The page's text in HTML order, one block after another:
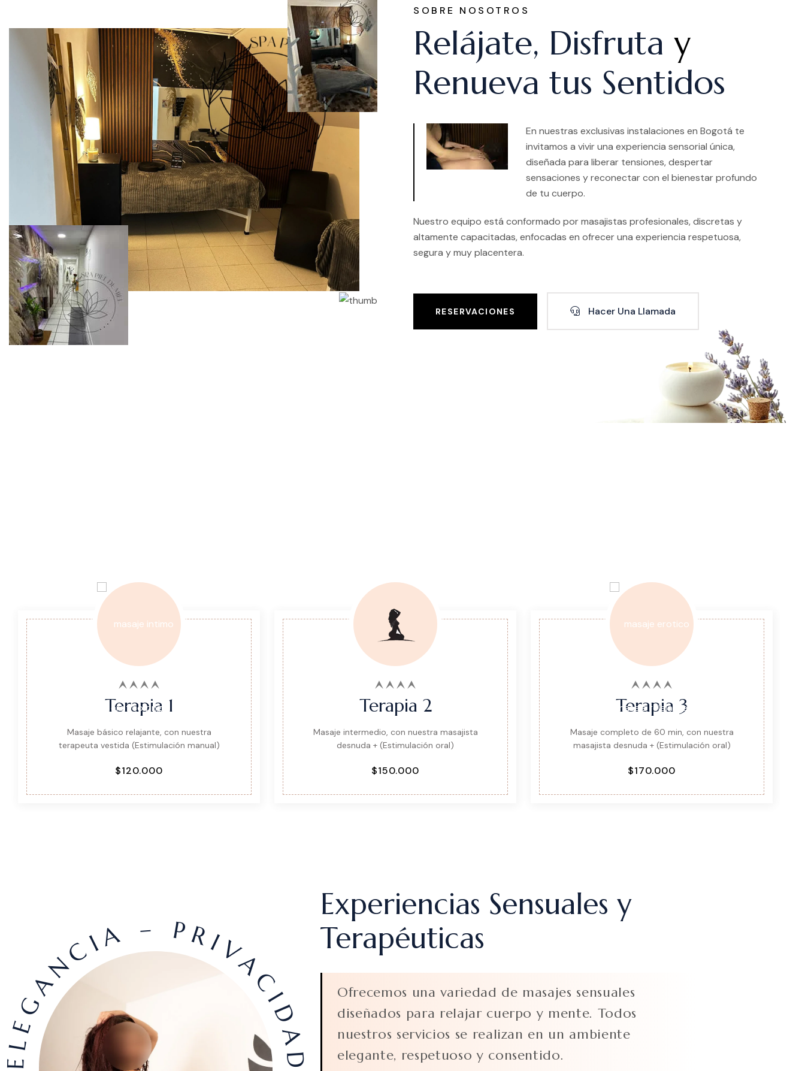
SOBRE NOSOTROS
Relájate, Disfruta y
Renueva tus Sentidos
En nuestras exclusivas instalaciones en Bogotá te
invitamos a vivir una experiencia sensorial única,
diseñada para liberar tensiones, despertar
sensaciones y reconectar con el bienestar profundo
de tu cuerpo.
Nuestro equipo está conformado por masajistas profesionales, discretas y
altamente capacitadas, enfocadas en ofrecer una experiencia respetuosa,
segura y muy placentera.
RESERVACIONES Hacer Una Llamada
Terapia 1
Masaje básico relajante, con nuestra
terapeuta vestida (Estimulación manual)
$120.000
Terapia 2
Masaje intermedio, con nuestra masajista
desnuda + (Estimulación oral)
$150.000
Terapia 3
Masaje completo de 60 min, con nuestra
masajista desnuda + (Estimulación oral)
$170.000
ELEGANCIA – PRIVACIDAD
Experiencias Sensuales y
Terapéuticas
Ofrecemos una variedad de masajes sensuales
diseñados para relajar cuerpo y mente. Todos
nuestros servicios se realizan en un ambiente
elegante, respetuoso y consentido.